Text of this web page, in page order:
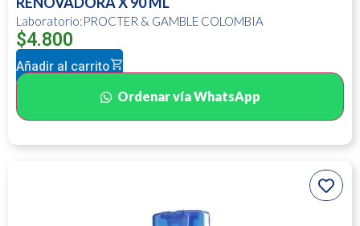
Laboratorio:PROCTER & GAMBLE COLOMBIA
$4.800
Añadir al carrito
Ordenar vía WhatsApp